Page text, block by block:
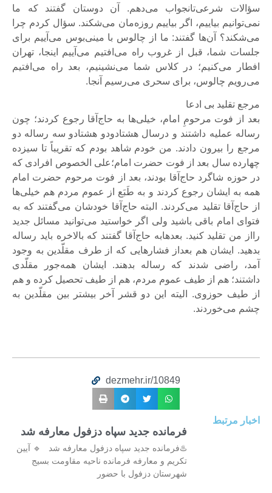
سؤالات شرعی‌تانجواب می‌دهم. آن دوستان گفتند که ما
نمی‌توانیم بیاییم، اگر بیاییم روزه‌مان می‌شکند. سؤال کردم چرا
می‌شکند؟ آن‌ها گفتند: ما از چالوس با مینی‌بوس می‌آییم برای
جلسات شما، قبل از غروب راه می‌افتیم می‌آییم اینجا، تهران
افطار می‌کنیم؛ در کلاس شما می‌نشینیم، بعد راه می‌افتیم
می‌رویم چالوس، برای سحری می‌رسیم آنجا.
مرجع تقلید بی ادعا
بعد از فوت مرحومِ امام، خیلی‌ها به حاج‌آقا رجوع کردند؛ چون
رساله عملیه داشتند و درسال هشتادودو هشتادو سه رساله دو
مرجع را بیرون دادند. من خودم شاهد بودم که تقریباً تا سیزده
چهارده سال بعد از فوت حضرت امام؛علی الخصوص افرادی که
در حوزه شاگرد حاج‌آقا بودند، بعد از فوت مرحوم حضرت امام
همه به ایشان رجوع کردند و به طَبَع از عموم مردم هم خیلی‌ها
از حاج‌آقا تقلید می‌کردند. البته حاج‌آقا خودشان می‌گفتند که به
فتوای امام باقی باشید ولی اگر خواستید می‌توانید مسائل جدید
رااز من تقلید کنید. بعدهابه حاج‌آقا گفتند که بالاخره باید رساله
بدهید. ایشان هم بعداز فشارهایی که از طرف مقلّدین به وجود
آمد، راضی شدند که رساله بدهند. ایشان همه‌جور مقلّدی
داشتند؛ هم از طیف عموم مردم، هم از طیف تحصیل کرده و هم
از طیف حوزوی. الیته این دو قشر آخر بیشتر بین مقلّدین به
چشم می‌خوردند.
dezmehr.ir/10849
اخبار مرتبط
فرمانده جدید سپاه دزفول معارفه شد
♨️فرمانده جدید سپاه دزفول معارفه شد 🔹 آیین
تکریم و معارفه فرمانده ناحیه مقاومت بسیج
شهرستان دزفول با حضور